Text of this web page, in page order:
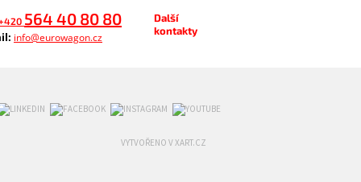
564 40 80 80
info@eurowagon.cz
Další
kontakty
VYTVOŘENO V XART.CZ